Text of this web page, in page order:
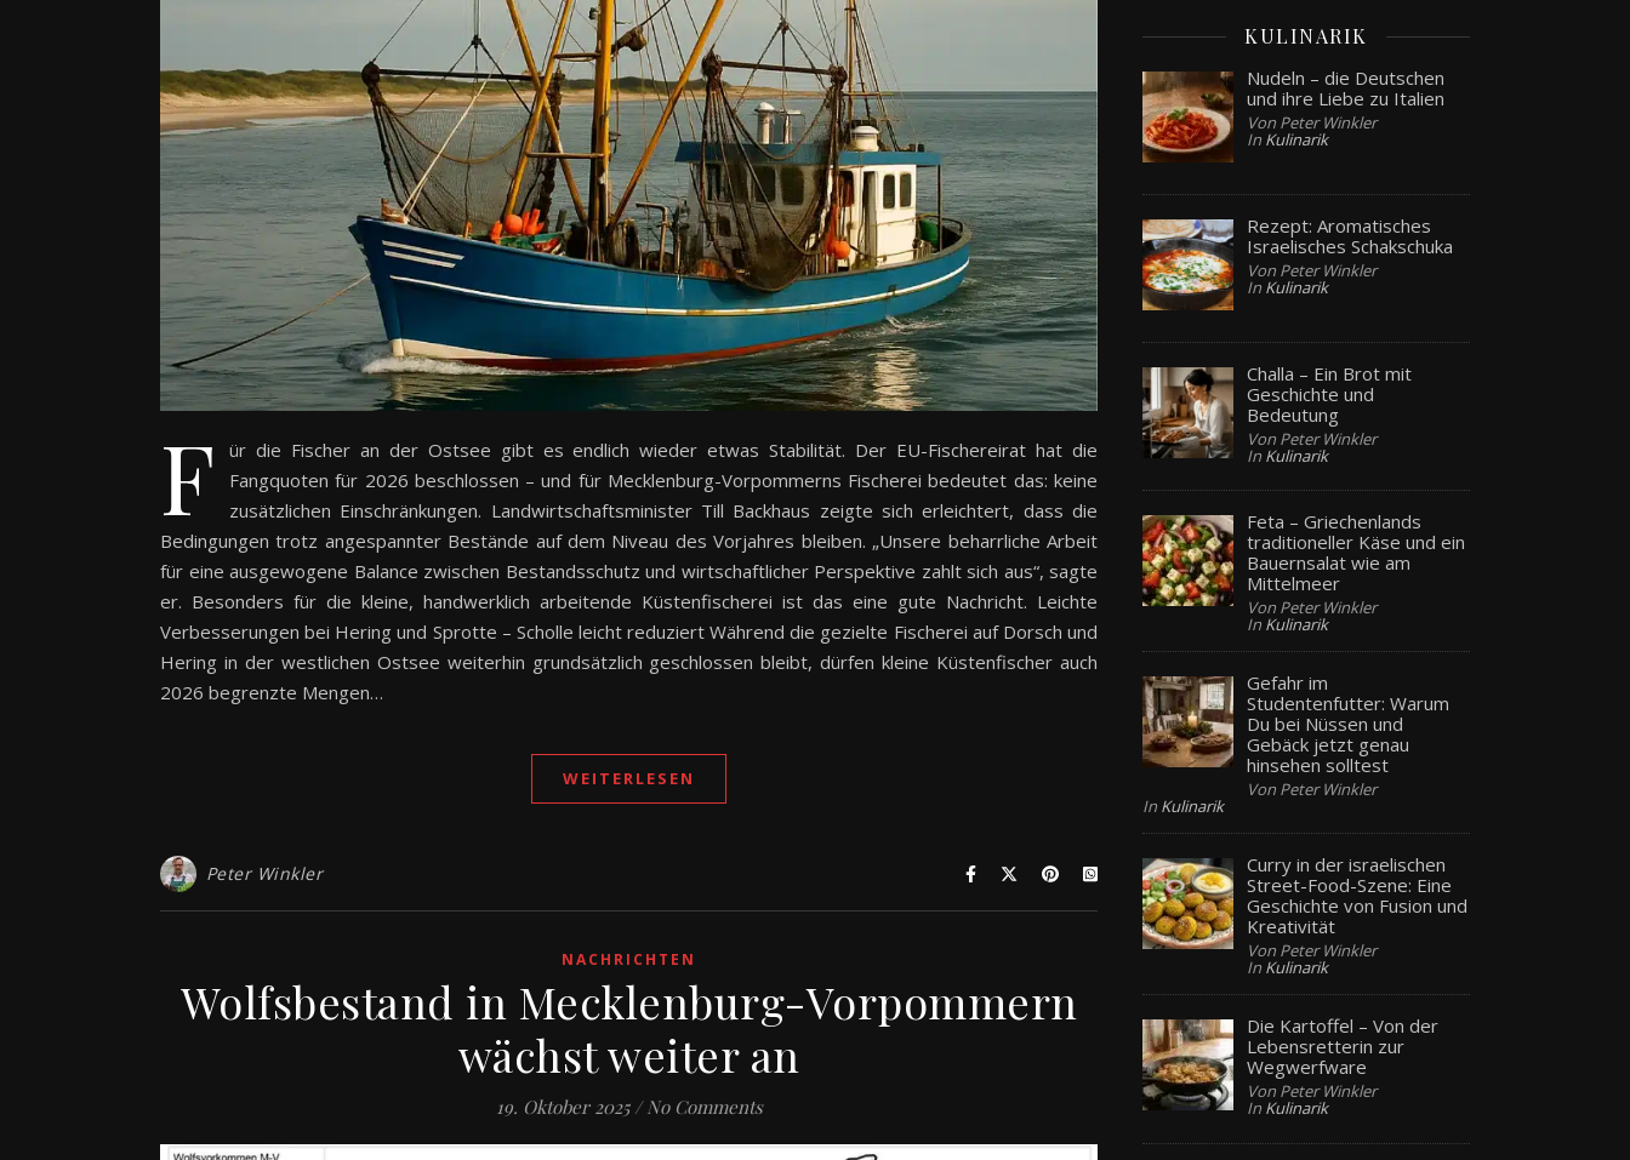
F
ür die Fischer an der Ostsee gibt es endlich wieder etwas Stabilität. Der EU-Fischereirat hat die
Fangquoten für 2026 beschlossen – und für Mecklenburg-Vorpommerns Fischerei bedeutet das: keine
zusätzlichen Einschränkungen. Landwirtschaftsminister Till Backhaus zeigte sich erleichtert, dass die
Bedingungen trotz angespannter Bestände auf dem Niveau des Vorjahres bleiben. „Unsere beharrliche Arbeit
für eine ausgewogene Balance zwischen Bestandsschutz und wirtschaftlicher Perspektive zahlt sich aus“, sagte
er. Besonders für die kleine, handwerklich arbeitende Küstenfischerei ist das eine gute Nachricht. Leichte
Verbesserungen bei Hering und Sprotte – Scholle leicht reduziert Während die gezielte Fischerei auf Dorsch und
Hering in der westlichen Ostsee weiterhin grundsätzlich geschlossen bleibt, dürfen kleine Küstenfischer auch
2026 begrenzte Mengen…
WEITERLESEN
Peter Winkler
NACHRICHTEN
Wolfsbestand in Mecklenburg-Vorpommern
wächst weiter an
19. Oktober 2025 / No Comments
KULINARIK
Nudeln – die Deutschen
und ihre Liebe zu Italien
Von Peter Winkler
In Kulinarik
Rezept: Aromatisches
Israelisches Schakschuka
Von Peter Winkler
In Kulinarik
Challa – Ein Brot mit
Geschichte und
Bedeutung
Von Peter Winkler
In Kulinarik
Feta – Griechenlands
traditioneller Käse und ein
Bauernsalat wie am
Mittelmeer
Von Peter Winkler
In Kulinarik
Gefahr im
Studentenfutter: Warum
Du bei Nüssen und
Gebäck jetzt genau
hinsehen solltest
Von Peter Winkler
In Kulinarik
Curry in der israelischen
Street-Food-Szene: Eine
Geschichte von Fusion und
Kreativität
Von Peter Winkler
In Kulinarik
Die Kartoffel – Von der
Lebensretterin zur
Wegwerfware
Von Peter Winkler
In Kulinarik